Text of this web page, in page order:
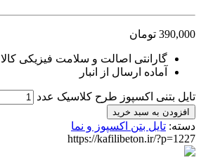
390,000 تومان
گارانتی اصالت و سلامت فیزیکی کالا
آماده ارسال از انبار
تایل بتنی اکسپوز طرح کلاسیک عدد
افزودن به سبد خرید
دسته: تایل بتن اکسپوز و نما
https://kafilibeton.ir/?p=1227